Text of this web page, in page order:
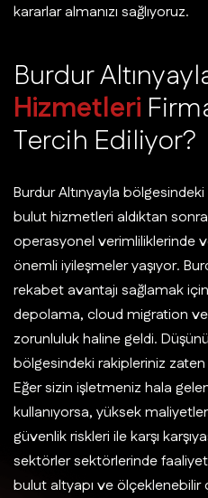
kararlar almanızı sağlıyoruz.
BurdurAltınyayl
Hizmetleri Firm
Tercih Ediliyor?
Burdur Altınyayla
bulut hizmetleri aldıktan
operasyonel verimliliklerinde
önemli iyileşmeler yaşıyor.
rekabet avantajı sağlamak
depolama, cloud migration
zorunluluk haline geldi.
bölgesindeki rakipleriniz zaten
Eğer sizin işletmeniz hala
kullanıyorsa, yüksek
güvenlik riskleri ile karşı
sektörler sektörlerinde
bulut altyapı ve